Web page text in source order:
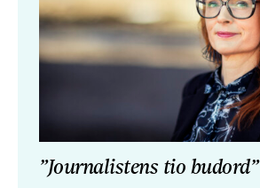
”Journalistens tio budord”